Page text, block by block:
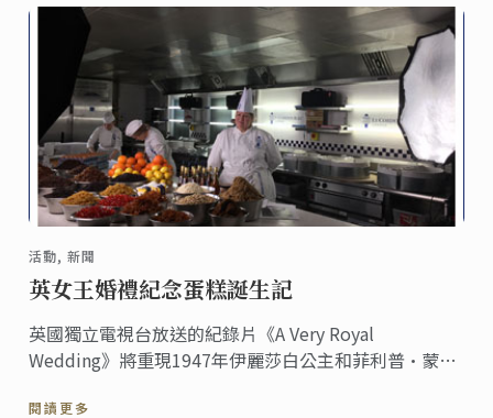
活動, 新聞
英女王婚禮紀念蛋糕誕生記
英國獨立電視台放送的紀錄片《A Very Royal
Wedding》將重現1947年伊麗莎白公主和菲利普·蒙巴
閱讀更多